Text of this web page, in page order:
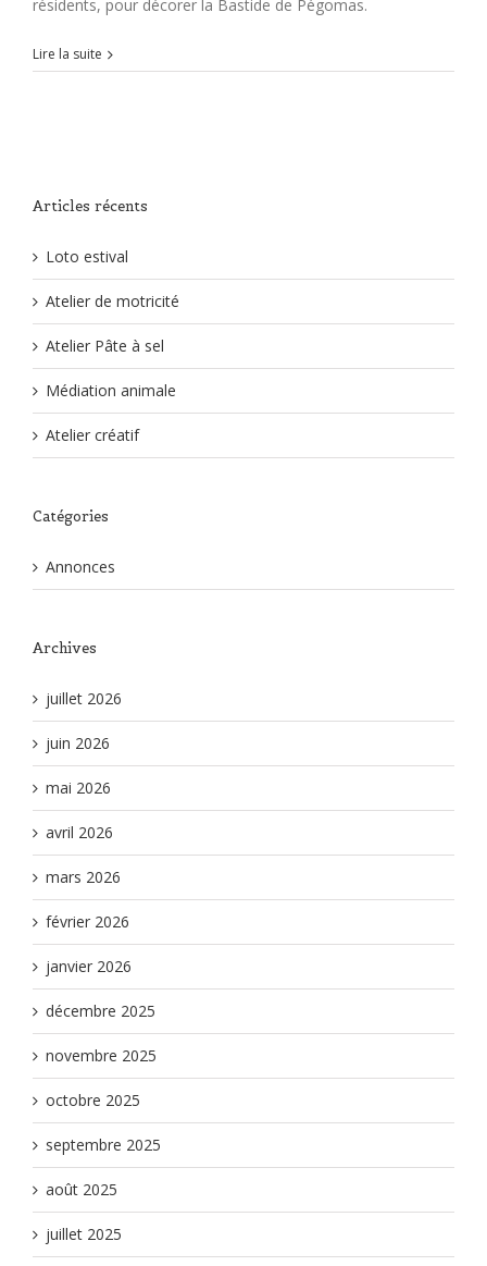
résidents, pour décorer la Bastide de Pégomas.
Lire la suite
Articles récents
Loto estival
Atelier de motricité
Atelier Pâte à sel
Médiation animale
Atelier créatif
Catégories
Annonces
Archives
juillet 2026
juin 2026
mai 2026
avril 2026
mars 2026
février 2026
janvier 2026
décembre 2025
novembre 2025
octobre 2025
septembre 2025
août 2025
juillet 2025